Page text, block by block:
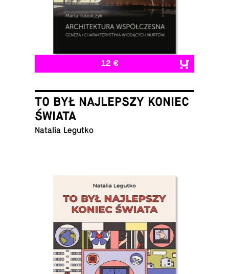
12 €
TO BYŁ NAJLEPSZY KONIEC
ŚWIATA
Natalia Legutko